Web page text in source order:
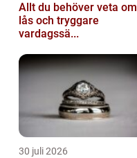
Allt du behöver veta om
lås och tryggare
vardagssä...
30 juli 2026